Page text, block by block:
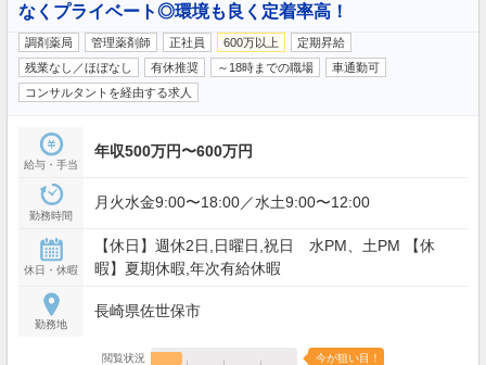
なくプライベート◎環境も良く定着率高！
調剤薬局 管理薬剤師 正社員 600万以上
定期昇給
残業なし／ほぼなし
有休推奨 ～18時までの職場
車通勤可
コンサルタントを経由する求人
給与・手当
年収500万円〜600万円
勤務時間
月火水金9:00〜18:00／水土9:00〜12:00
休日・休暇
【休日】週休2日,日曜日,祝日 水PM、土PM 【休
暇】夏期休暇,年次有給休暇
勤務地
長崎県佐世保市
閲覧状況 今が狙い目！